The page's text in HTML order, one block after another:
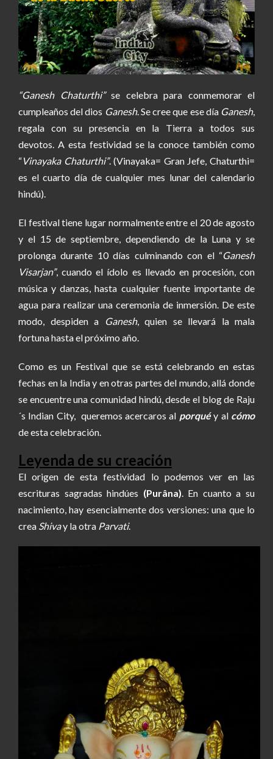
“Ganesh Chaturthi”se celebra para conmemorar el
cumpleaños del dios Ganesh. Se cree que ese día Ganesh,
regala con su presencia en la Tierra a todos sus
devotos. A esta festividad se la conoce también como
“Vinayaka Chaturthi”. (Vinayaka= Gran Jefe, Chaturthi=
es el cuarto día de cualquier mes lunar del calendario
hindú).
El festival tiene lugar normalmente entre el 20 de agosto
y el 15 de septiembre, dependiendo de la Luna y se
prolonga durante 10 días culminando con el “Ganesh
Visarjan”, cuando el ídolo es llevado en procesión, con
música y danzas, hasta cualquier fuente importante de
agua para realizar una ceremonia de inmersión. De este
modo, despiden a
Ganesh, quien se llevará la mala
fortuna hasta el próximo año.
Como es un Festival que se está celebrando en estas
fechas en la India y en otras partes del mundo, allá donde
se encuentre una comunidad hindú, desde el blog de Raju
´s Indian City, queremos acercaros al porquéy al cómo
de esta celebración.
Leyenda de su creación
El origen de esta festividad lo podemos ver en las
escrituras sagradas hindúes (Purâna) . En cuanto a su
nacimiento, hay esencialmente dos versiones: una que lo
crea Shivay la otra Parvati.